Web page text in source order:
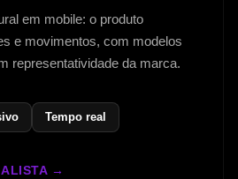
em mobile: o produto
e movimentos, com modelos
representatividade da marca.
Tempo real
→